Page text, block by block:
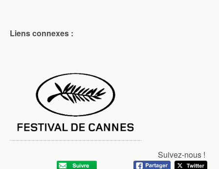
Liens connexes :
Suivez-nous !